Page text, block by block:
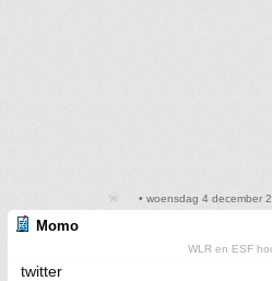
• woensdag 4 december
Momo
WLR en ESF
twitter